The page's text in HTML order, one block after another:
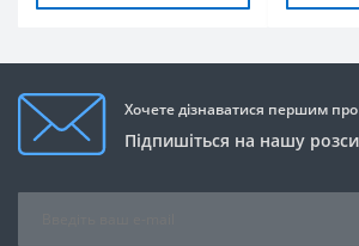
Хочете дізнаватися першим про
Підпишіться на нашу